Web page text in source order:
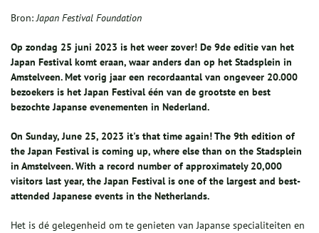
Bron:Japan Festival Foundation
Op zondag 25 juni 2023 is het weer zover! De 9de editie van het
Japan Festival komt eraan, waar anders dan op het Stadsplein in
Amstelveen. Met vorig jaar een recordaantal van ongeveer 20.000
bezoekers is het Japan Festival één van de grootste en best
bezochte Japanse evenementen in Nederland.
On Sunday, June 25, 2023 it's that time again! The 9th edition of
the Japan Festival is coming up, where else than on the Stadsplein
in Amstelveen. With a record number of approximately 20,000
visitors last year, the Japan Festival is one of the largest and best-
attended Japanese events in the Netherlands.
Het is dé gelegenheid om te genieten van Japanse specialiteiten en